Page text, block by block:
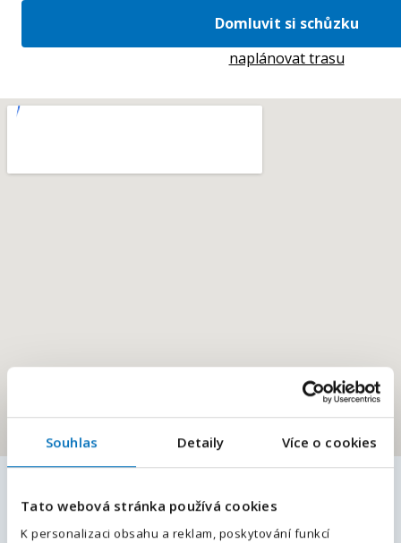
Souhlas Detaily Více o cookies
Tato webová stránka používá cookies
K personalizaci obsahu a reklam, poskytování funkcí
Domluvit si schůzku
naplánovat trasu
Podobné pracovní nabídky
E-mailová adresa
Váš telefon*